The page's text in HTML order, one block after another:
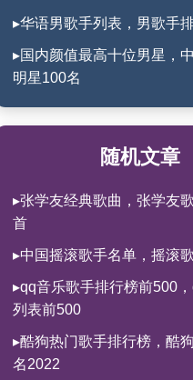
▸华语男歌手列表，男歌手
▸国内颜值最高十位男星，
明星100名
随机文章
▸张学友经典歌曲，张学友
首
▸中国摇滚歌手名单，摇滚
▸qq音乐歌手排行榜前500
列表前500
▸酷狗热门歌手排行榜，酷
名2022